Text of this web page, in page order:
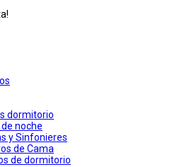
dormitorio
noche
y Sinfonieres
de Cama
de dormitorio